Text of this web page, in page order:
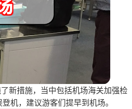
新措施，当中包括机场海关加强检
机，建议游客们提早到机场。